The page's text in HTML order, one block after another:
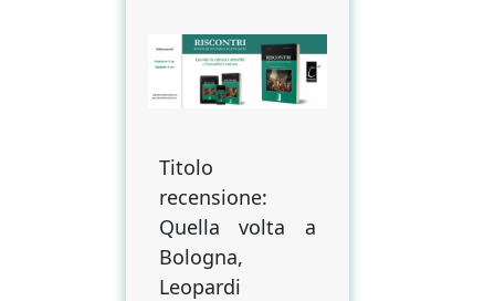
volta
a
Bologna,
Titolo
recensione:
Quella volta a
Bologna,
Leopardi